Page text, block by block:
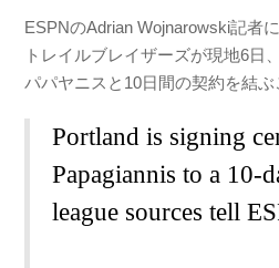
c
e
o
o
k
tt
er
er
n
e
e
ESPNのAdrian Wojnarowski記者
トレイルブレイザーズが現地6日
パパヤニスと10日間の契約を結ぶ
Portland is signing
Papagiannis to a 10-
league sources tell